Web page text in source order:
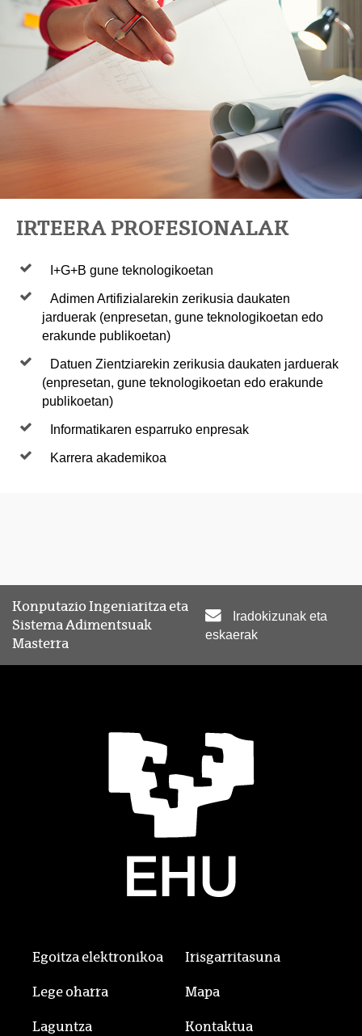
IRTEERA PROFESIONALAK
I+G+B gune teknologikoetan
Adimen Artifizialarekin zerikusia daukaten
jarduerak (enpresetan, gune teknologikoetan edo
erakunde publikoetan)
Datuen Zientziarekin zerikusia daukaten jarduerak
(enpresetan, gune teknologikoetan edo erakunde
publikoetan)
Informatikaren esparruko enpresak
Karrera akademikoa
Konputazio Ingeniaritza eta
Sistema Adimentsuak
Masterra
Iradokizunak eta
eskaerak
Egoitza elektronikoa Irisgarritasuna
Lege oharra Mapa
Laguntza Kontaktua